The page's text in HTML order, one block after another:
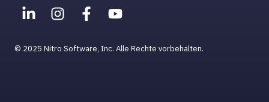
© 2025 Nitro Software, Inc. Alle Rechte vorbehalten.